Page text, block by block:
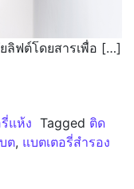
ลิฟต์โดยสารเพื่อ […]
แห้ง Tagged ติด
ต, แบตเตอรี่สำรอง